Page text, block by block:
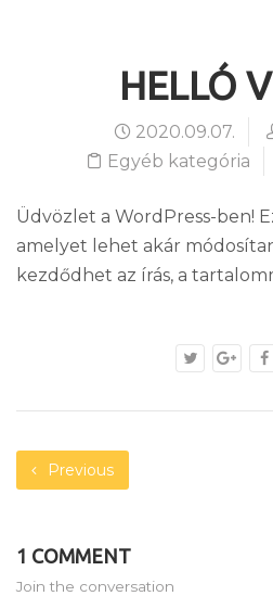
HELLÓ
2020.09.07.
Egyéb kategória
Üdvözlet a WordPress-ben!
amelyet lehet akár
kezdődhet az írás, a
Previous
1 COMMENT
Join the conversation